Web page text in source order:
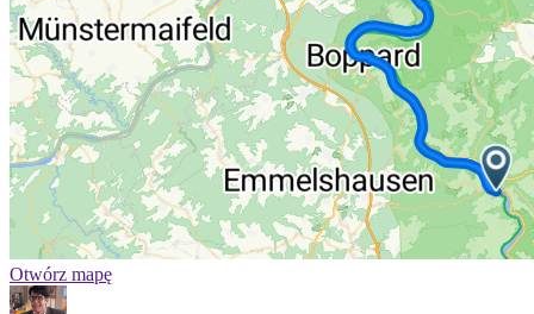
Otwórz mapę